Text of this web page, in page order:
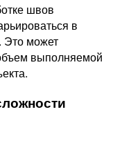
швов
в
Это может
выполняемой